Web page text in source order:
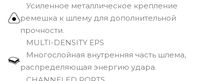
Усиленное металлическое крепление
ремешка к шлему для дополнительной
прочности.
MULTI-DENSITY EPS
Многослойная внутренняя часть шлема,
распределяющая энергию удара.